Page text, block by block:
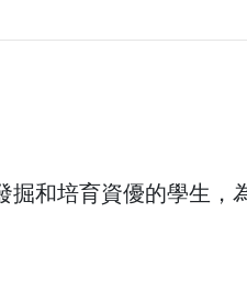
和培育資優的學生，